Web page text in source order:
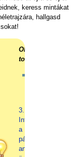
keress mintákat
hallgasd
Olvasd
tovább!
3.
Információk
a
pályázati
anyag